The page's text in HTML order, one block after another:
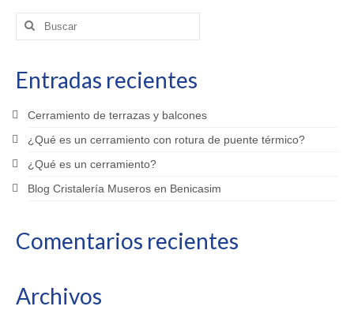
Buscar
por:
Entradas recientes
Cerramiento de terrazas y balcones
¿Qué es un cerramiento con rotura de puente térmico?
¿Qué es un cerramiento?
Blog Cristalería Museros en Benicasim
Comentarios recientes
Archivos